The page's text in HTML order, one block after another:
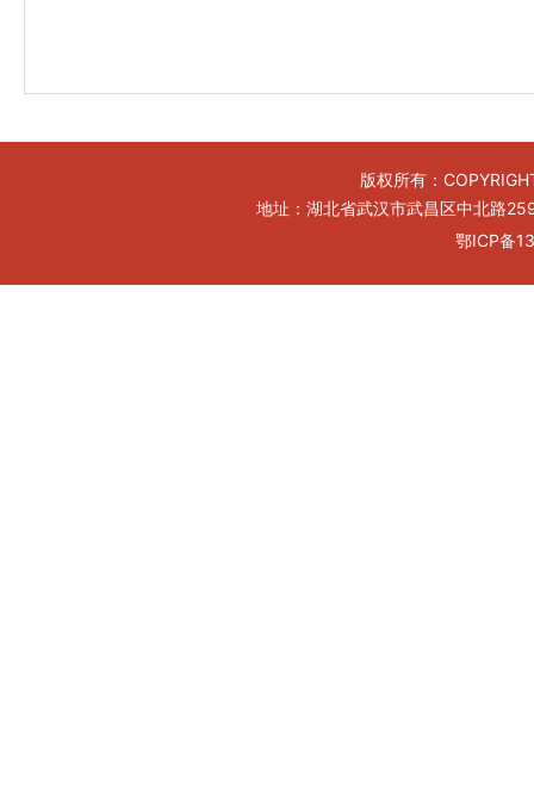
版权所有：
地址：湖北省武汉市武昌区中北
鄂ICP备